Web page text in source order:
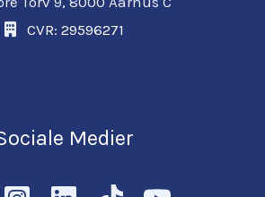
CVR: 29596271
Medier